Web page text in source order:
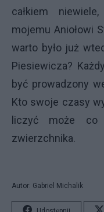
całkiem
mojemu Aniołowi
warto było już
Piesiewicza?
być prowadzony
Kto swoje czasy
liczyć może co
zwierzchnika.
Autor: Gabriel Michalik